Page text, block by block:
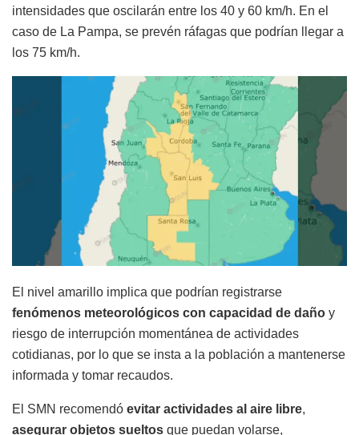
intensidades que oscilarán entre los 40 y 60 km/h. En el
caso de La Pampa, se prevén ráfagas que podrían llegar a
los 75 km/h.
El nivel amarillo implica que podrían registrarse
fenómenos meteorológicos con capacidad de daño y
riesgo de interrupción momentánea de actividades
cotidianas, por lo que se insta a la población a mantenerse
informada y tomar recaudos.
El SMN recomendó evitar actividades al aire libre,
asegurar objetos sueltos que puedan volarse,